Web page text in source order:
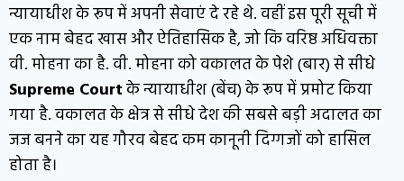
न्यायाधीश के रूप में अपनी सेवाएं दे रहे थे. वहीं इस पूरी सूची में
एक नाम बेहद खास और ऐतिहासिक है, जो कि वरिष्ठ अधिवक्ता
वी. मोहना का है. वी. मोहना को वकालत के पेशे (बार) से सीधे
Supreme Courtके न्यायाधीश (बेंच) के रूप में प्रमोट किया
गया है. वकालत के क्षेत्र से सीधे देश की सबसे बड़ी अदालत का
जज बनने का यह गौरव बेहद कम कानूनी दिग्गजों को हासिल
होता है।